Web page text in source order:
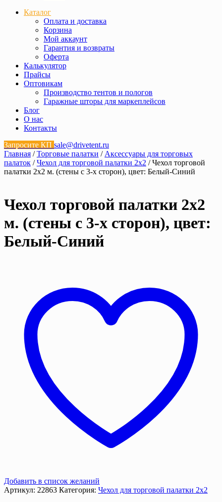
Каталог
Оплата и доставка
Корзина
Мой аккаунт
Гарантия и возвраты
Оферта
Калькулятор
Прайсы
Оптовикам
Производство тентов и пологов
Гаражные шторы для маркеплейсов
Блог
О нас
Контакты
Запросите КП sale@drivetent.ru
Главная /Торговые палатки / Аксессуары для торговых
палаток /Чехол для торговой палатки 2х2 / Чехол торговой
палатки 2х2 м. (стены с 3-х сторон), цвет: Белый-Синий
Чехол торговой палатки 2х2
м. (стены с 3-х сторон), цвет:
Белый-Синий
Добавить в список желаний
Артикул: 22863 Категория: Чехол для торговой палатки 2х2